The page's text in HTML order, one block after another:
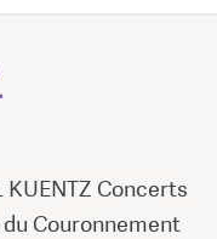
KUENTZ Concerts
Couronnement